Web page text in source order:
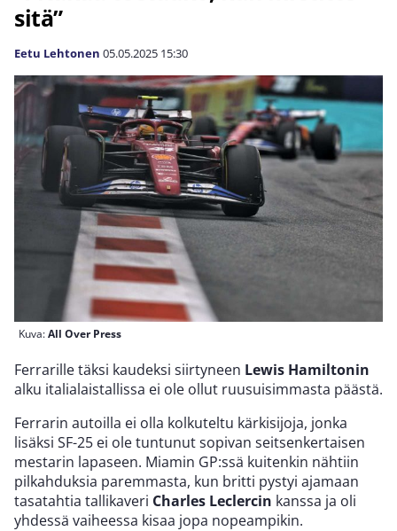
sitä”
Eetu Lehtonen 05.05.2025 15:30
Kuva:All Over Press
Ferrarille täksi kaudeksi siirtyneen Lewis Hamiltonin
alku italialaistallissa ei ole ollut ruusuisimmasta päästä.
Ferrarin autoilla ei olla kolkuteltu kärkisijoja, jonka
lisäksi SF-25 ei ole tuntunut sopivan seitsenkertaisen
mestarin lapaseen. Miamin GP:ssä kuitenkin nähtiin
pilkahduksia paremmasta, kun britti pystyi ajamaan
tasatahtia tallikaveri Charles Leclercin kanssa ja oli
yhdessä vaiheessa kisaa jopa nopeampikin.